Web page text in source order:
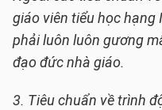
giáo viên tiểu học hạng
phải luôn luôn gương
đạo đức nhà giáo.
3. Tiêu chuẩn về trình